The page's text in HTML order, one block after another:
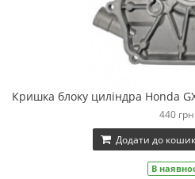
Кришка блоку циліндра Honda
440 грн.
Додати до
В